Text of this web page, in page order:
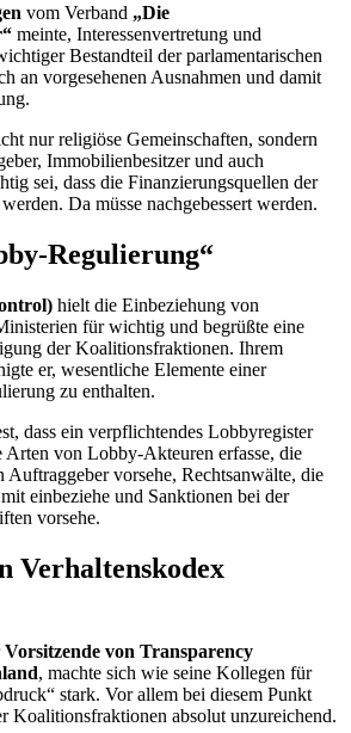
vom Verband „Die
meinte, Interessenvertretung und
Bestandteil der parlamentarischen
an vorgesehenen Ausnahmen und damit
nur religiöse Gemeinschaften, sondern
Immobilienbesitzer und auch
sei, dass die Finanzierungsquellen der
Da müsse nachgebessert werden.
Regulierung“
hielt die Einbeziehung von
für wichtig und begrüßte eine
der Koalitionsfraktionen. Ihrem
er, wesentliche Elemente einer
zu enthalten.
dass ein verpflichtendes Lobbyregister
Arten von Lobby-Akteuren erfasse, die
Auftraggeber vorsehe, Rechtsanwälte, die
einbeziehe und Sanktionen bei der
vorsehe.
Verhaltenskodex
Vorsitzende von Transparency
, machte sich wie seine Kollegen für
stark. Vor allem bei diesem Punkt
Koalitionsfraktionen absolut unzureichend.